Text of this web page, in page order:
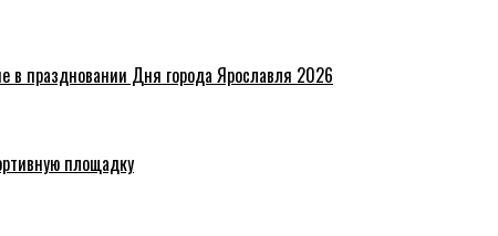
в праздновании Дня города Ярославля 2026
площадку